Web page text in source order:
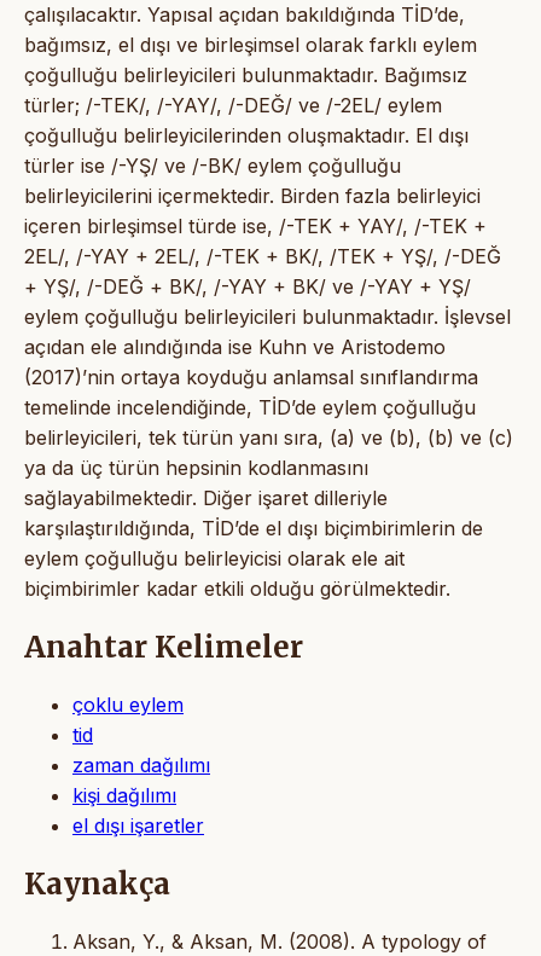
çalışılacaktır. Yapısal açıdan bakıldığında TİD’de,
bağımsız, el dışı ve birleşimsel olarak farklı eylem
çoğulluğu belirleyicileri bulunmaktadır. Bağımsız
türler; /-TEK/, /-YAY/, /-DEĞ/ ve /-2EL/ eylem
çoğulluğu belirleyicilerinden oluşmaktadır. El dışı
türler ise /-YŞ/ ve /-BK/ eylem çoğulluğu
belirleyicilerini içermektedir. Birden fazla belirleyici
içeren birleşimsel türde ise, /-TEK + YAY/, /-TEK +
2EL/, /-YAY + 2EL/, /-TEK + BK/, /TEK + YŞ/, /-DEĞ
+ YŞ/, /-DEĞ + BK/, /-YAY + BK/ ve /-YAY + YŞ/
eylem çoğulluğu belirleyicileri bulunmaktadır. İşlevsel
açıdan ele alındığında ise Kuhn ve Aristodemo
(2017)’nin ortaya koyduğu anlamsal sınıflandırma
temelinde incelendiğinde, TİD’de eylem çoğulluğu
belirleyicileri, tek türün yanı sıra, (a) ve (b), (b) ve (c)
ya da üç türün hepsinin kodlanmasını
sağlayabilmektedir. Diğer işaret dilleriyle
karşılaştırıldığında, TİD’de el dışı biçimbirimlerin de
eylem çoğulluğu belirleyicisi olarak ele ait
biçimbirimler kadar etkili olduğu görülmektedir.
Anahtar Kelimeler
çoklu eylem
tid
zaman dağılımı
kişi dağılımı
el dışı işaretler
Kaynakça
Aksan, Y., & Aksan, M. (2008). A typology of